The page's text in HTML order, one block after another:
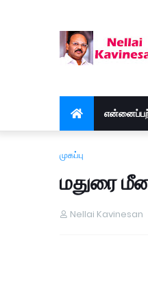
முகப்பு
மதுரை
Nellai Kavinesan